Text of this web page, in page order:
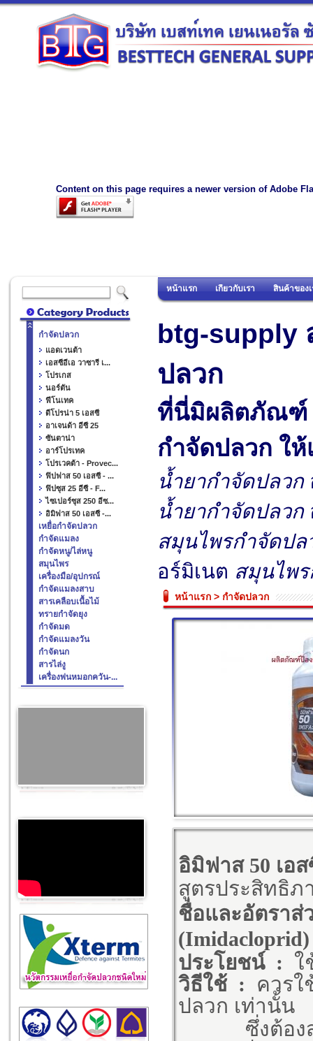
Content on this page requires a newer version of Adobe
กำจัดปลวก
แอดเวนต้า
เอสซีอีเอ วาซารี เ...
โปรเกส
นอร์ตัน
ฟีโนเทค
ดีโปรน่า 5 เอสซี
อาเจนด้า อีซี 25
ซันตาน่า
อาร์โปรเทค
โปรเวคต้า - Provec...
ฟิปฟาส 50 เอสซี - ...
ฟิปซุส 25 อีซี - F...
ไซเปอร์ซุส 250 อีซ...
อิมิฟาส 50 เอสซี -...
เหยื่อกำจัดปลวก
กำจัดแมลง
กำจัดหนู/ไล่หนู
สมุนไพร
เครื่องมือ/อุปกรณ์
กำจัดแมลงสาบ
สารเคลือบเนื้อไม้
ทรายกำจัดยุง
กำจัดมด
กำจัดแมลงวัน
กำจัดนก
สารไล่งู
เครื่องพ่นหมอกควัน-...
หน้าแรก เกี่ยวกับเรา สินค้าของเ
btg-supply
ปลวก
ที่นี่มิผลิตภัณฑ์
กำจัดปลวก ให้
น้ำยากำจัดปลวก
น้ำยากำจัดปลวก
สมุนไพรกำจัดปล
อร์มิเนต สมุนไพ
หน้าแรก> กำจัดปลวก
อิมิฟาส 50 เอ
สูตรประสิทธิภ
ชื่อและอัตรา
(Imidacloprid
ประโยชน์ : ใ
วิธีใช้ :
ควร
ปลวก เท่านั้น
ซึ่งต้อ